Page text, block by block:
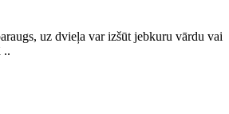
uz dvieļa var izšūt jebkuru vārdu vai
..